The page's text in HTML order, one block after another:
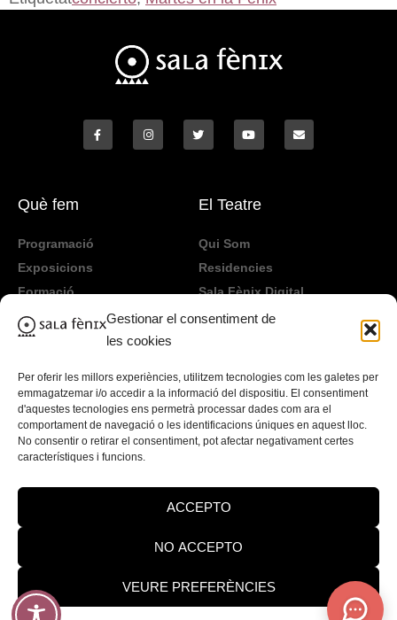
Gestionar el consentiment de
les cookies
Per oferir les millors experiències, utilitzem tecnologies com les galetes per
emmagatzemar i/o accedir a la informació del dispositiu. El consentiment
d'aquestes tecnologies ens permetrà processar dades com ara el
comportament de navegació o les identificacions úniques en aquest lloc.
No consentir o retirar el consentiment, pot afectar negativament certes
característiques i funcions.
ACCEPTO
NO ACCEPTO
VEURE PREFERÈNCIES
Què fem
Programació
Exposicions
Formació
TeenFriday
Produccions
El Teatre
Qui Som
Residencies
Sala Fènix Digital
Lloguer d'espai
Legal
Accessibilitat
Política de Cookies